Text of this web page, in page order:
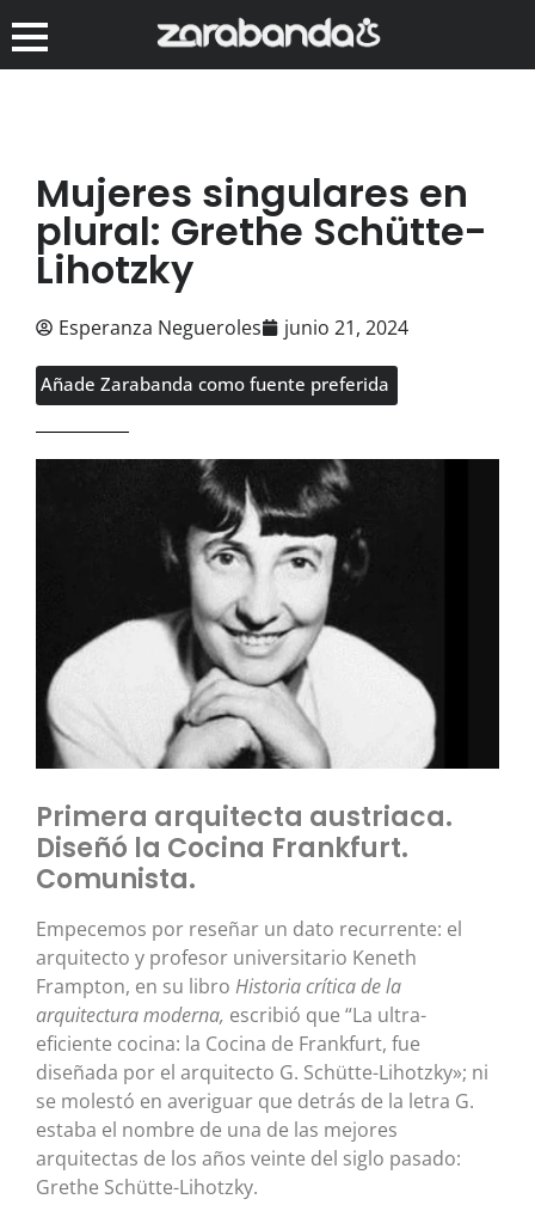
Mujeres singulares en
plural: Grethe Schütte-
Lihotzky
Esperanza Negueroles junio 21, 2024
Añade Zarabanda como fuente preferida
Primera arquitecta austriaca.
Diseñó la Cocina Frankfurt.
Comunista.
Empecemos por reseñar un dato recurrente: el
arquitecto y profesor universitario Keneth
Frampton, en su libro Historia crítica de la
arquitectura moderna, escribió que “La ultra-
eficiente cocina: la Cocina de Frankfurt, fue
diseñada por el arquitecto G. Schütte-Lihotzky»; ni
se molestó en averiguar que detrás de la letra G.
estaba el nombre de una de las mejores
arquitectas de los años veinte del siglo pasado:
Grethe Schütte-Lihotzky.